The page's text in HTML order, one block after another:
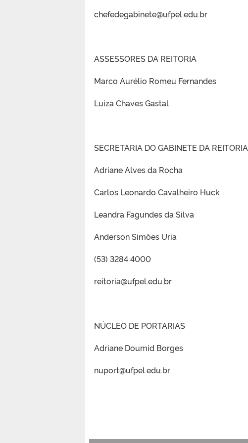
chefedegabinete@ufpel.edu.br
ASSESSORES DA REITORIA
Marco Aurélio Romeu Fernandes
Luiza Chaves Gastal
SECRETARIA DO GABINETE DA REITORIA
Adriane Alves da Rocha
Carlos Leonardo Cavalheiro Huck
Leandra Fagundes da Silva
Anderson Simões Uria
(53) 3284 4000
reitoria@ufpel.edu.br
NÚCLEO DE PORTARIAS
Adriane Doumid Borges
nuport@ufpel.edu.br